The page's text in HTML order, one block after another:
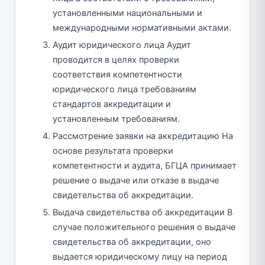
установленными национальными и
международными нормативными актами.
Аудит юридического лица Аудит
проводится в целях проверки
соответствия компетентности
юридического лица требованиям
стандартов аккредитации и
установленным требованиям.
Рассмотрение заявки на аккредитацию На
основе результата проверки
компетентности и аудита, БГЦА принимает
решение о выдаче или отказе в выдаче
свидетельства об аккредитации.
Выдача свидетельства об аккредитации В
случае положительного решения о выдаче
свидетельства об аккредитации, оно
выдается юридическому лицу на период